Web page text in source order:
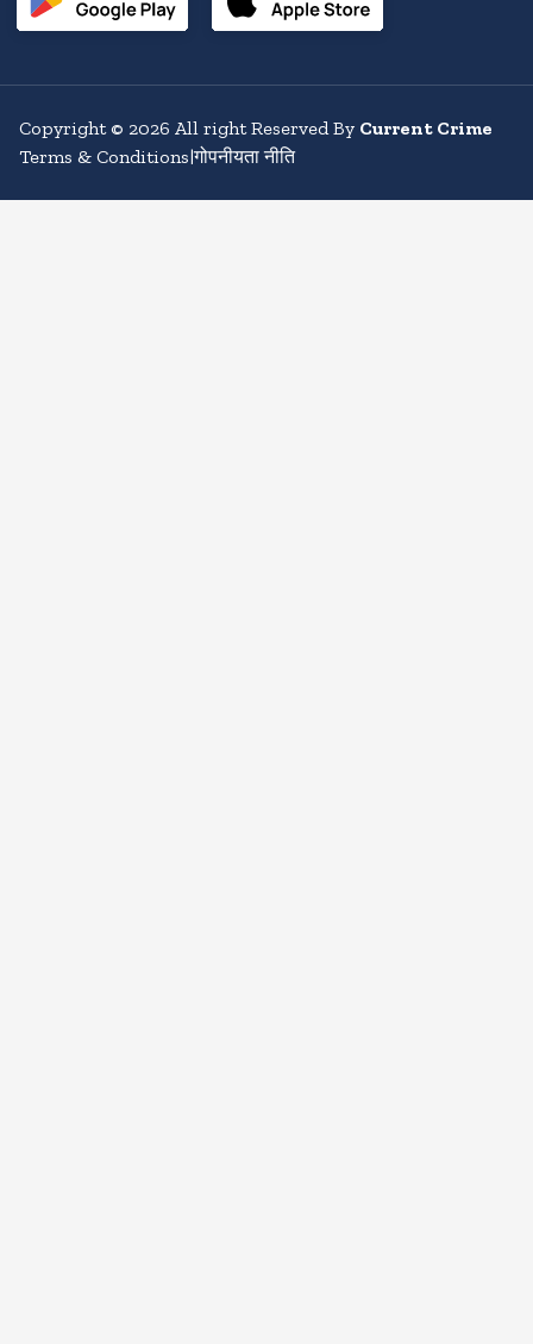
Copyright© 2026 All right Reserved By Current Crime
Terms & Conditions|गोपनीयता नीति